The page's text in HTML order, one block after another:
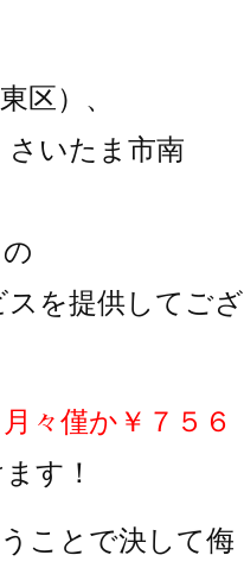
区）、
さいたま市南
を提供してござ
月々僅か￥７５６
す！
ことで決して侮